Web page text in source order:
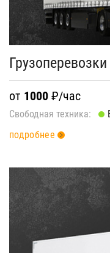
от 1000 ₽/час
Свободная техника:
подробнее